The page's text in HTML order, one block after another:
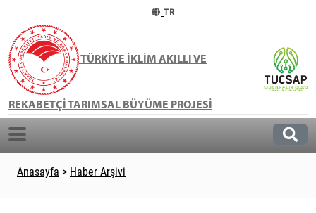
TR
TÜRKİYE İKLİM AKILLI VE
REKABETÇİ TARIMSAL BÜYÜME PROJESİ
Anasayfa > Haber Arşivi